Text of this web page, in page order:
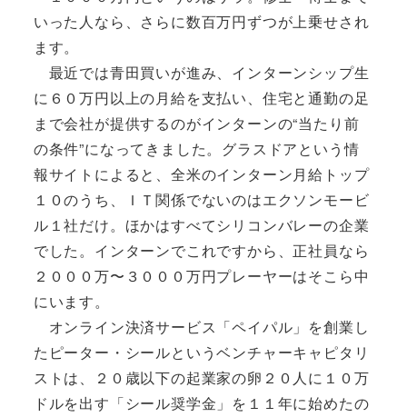
いった人なら、さらに数百万円ずつが上乗せされ
ます。
最近では青田買いが進み、インターンシップ生
に６０万円以上の月給を支払い、住宅と通勤の足
まで会社が提供するのがインターンの“当たり前
の条件”になってきました。グラスドアという情
報サイトによると、全米のインターン月給トップ
１０のうち、ＩＴ関係でないのはエクソンモービ
ル１社だけ。ほかはすべてシリコンバレーの企業
でした。インターンでこれですから、正社員なら
２０００万〜３０００万円プレーヤーはそこら中
にいます。
オンライン決済サービス「ペイパル」を創業し
たピーター・シールというベンチャーキャピタリ
ストは、２０歳以下の起業家の卵２０人に１０万
ドルを出す「シール奨学金」を１１年に始めたの